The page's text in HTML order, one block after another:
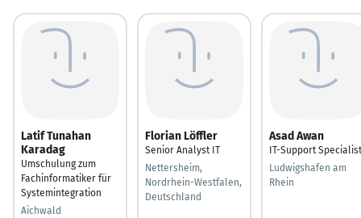
Latif Tunahan
Karadag
Umschulung zum
Fachinformatiker für
Systemintegration
Aichwald
Florian Löffler
Senior Analyst IT
Nettersheim,
Nordrhein-Westfalen,
Deutschland
Asad Awan
IT-Support Specialist
Ludwigshafen am
Rhein